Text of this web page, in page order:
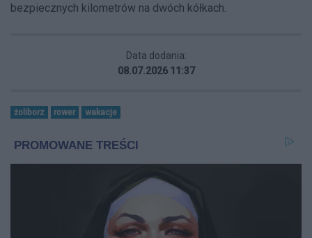
bezpiecznych kilometrów na dwóch kółkach.
Data dodania:
08.07.2026 11:37
żoliborz rower wakacje